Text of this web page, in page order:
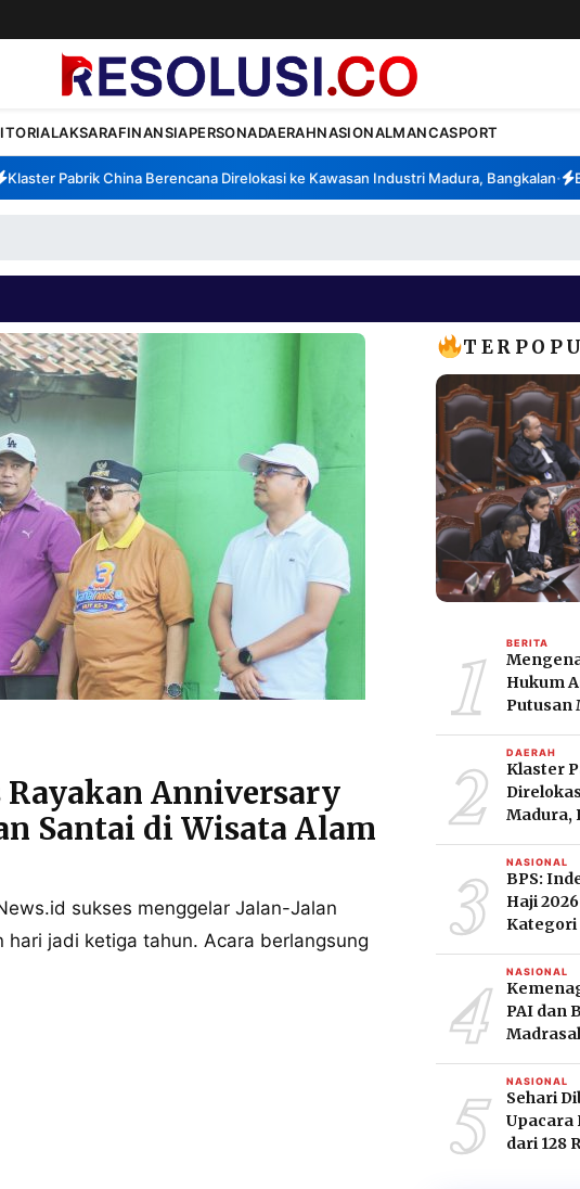
AKSARAFINANSIAPERSONADAERAHNASIONALMANCASPORT
Pabrik China Berencana Direlokasi ke Kawasan Industri Madura, Bangkalan•
Anniversary
Santai di Wisata Alam
sukses menggelar Jalan-Jalan
hari jadi ketiga tahun. Acara berlangsung
1 BERITA
Hukum
Putusan
2 DAERAH
Klaster
Madura,
3 NASIONAL
BPS:
Haji
Kategori
4 NASIONAL
PAI dan
5 NASIONAL
Sehari
Upacara
dari 128